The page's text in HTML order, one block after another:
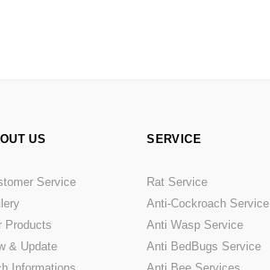
US
Service
Products
& Update
SERVICE
Rat Service
Anti-Cockroach Service
Anti Wasp Service
Anti BedBugs Service